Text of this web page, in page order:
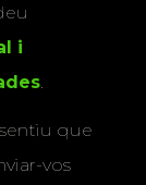
i
que
vos